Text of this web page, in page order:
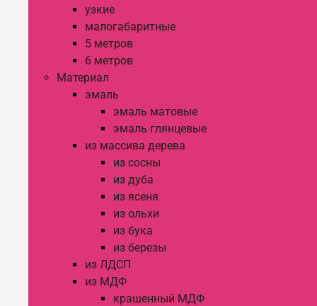
узкие
малогабаритные
5 метров
6 метров
Материал
эмаль
эмаль матовые
эмаль глянцевые
из массива дерева
из сосны
из дуба
из ясеня
из ольхи
из бука
из березы
из ЛДСП
из МДФ
крашенный МДФ